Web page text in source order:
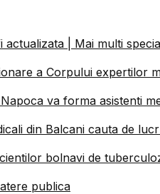
actualizata | Mai multi
a Corpului expertilor
va forma asistenti
din Balcani cauta de
bolnavi de
publica